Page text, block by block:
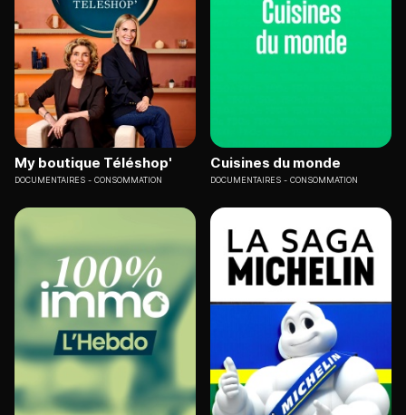
My boutique Téléshop'
DOCUMENTAIRES CONSOMMATION
Cuisines du monde
DOCUMENTAIRES CONSOMMATION